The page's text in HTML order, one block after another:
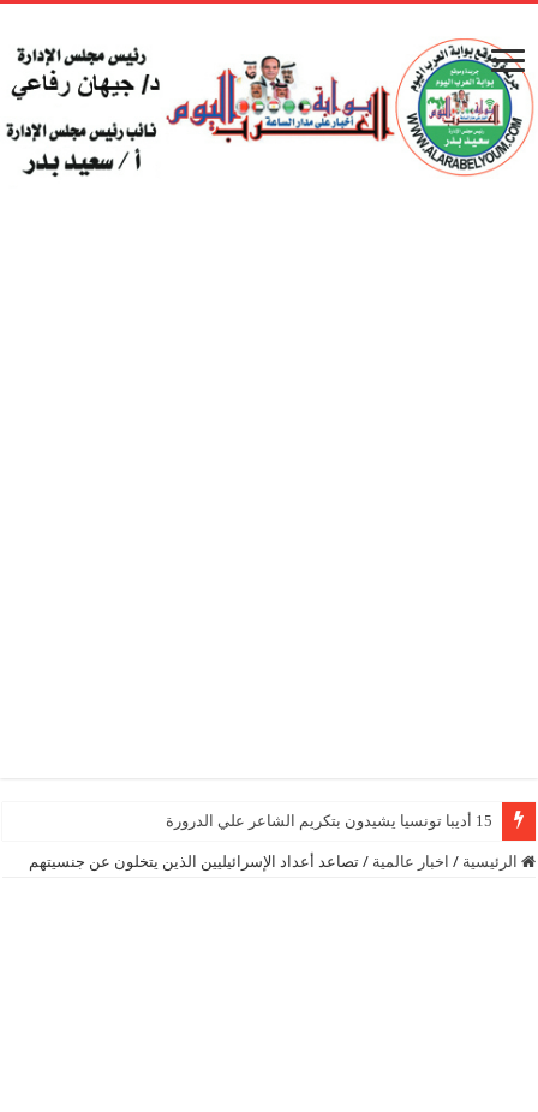
15 أديبا تونسيا يشيدون بتكريم الشاعر علي الدرورة
الرئيسية / اخبار عالمية / تصاعد أعداد الإسرائيليين الذين يتخلون عن جنسيتهم